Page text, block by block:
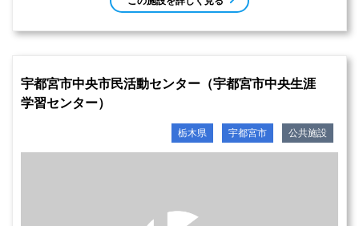
宇都宮市中央市民活動センター（宇都宮市中央生涯
学習センター）
栃木県 宇都宮市 公共施設